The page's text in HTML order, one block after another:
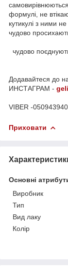
формулі, не
кутикулі з ними
чудово
чудово
Додавайтеся до
ИНСТАГРАМ -
VIBER -
Приховати
Основні
Виробник
Тип
Вид лаку
Колір